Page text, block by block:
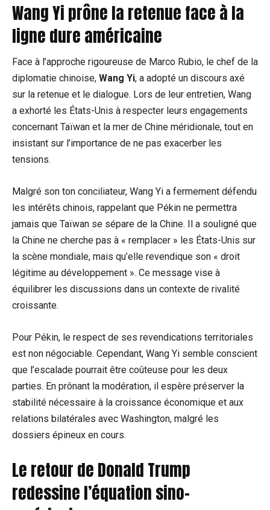
Wang Yi prône la retenue face à la
ligne dure américaine
Face à l’approche rigoureuse de Marco Rubio, le chef de la
diplomatie chinoise, Wang Yi, a adopté un discours axé
sur la retenue et le dialogue. Lors de leur entretien, Wang
a exhorté les États-Unis à respecter leurs engagements
concernant Taïwan et la mer de Chine méridionale, tout en
insistant sur l’importance de ne pas exacerber les
tensions.
Malgré son ton conciliateur, Wang Yi a fermement défendu
les intérêts chinois, rappelant que Pékin ne permettra
jamais que Taïwan se sépare de la Chine. Il a souligné que
la Chine ne cherche pas à « remplacer » les États-Unis sur
la scène mondiale, mais qu’elle revendique son « droit
légitime au développement ». Ce message vise à
équilibrer les discussions dans un contexte de rivalité
croissante.
Pour Pékin, le respect de ses revendications territoriales
est non négociable. Cependant, Wang Yi semble conscient
que l’escalade pourrait être coûteuse pour les deux
parties. En prônant la modération, il espère préserver la
stabilité nécessaire à la croissance économique et aux
relations bilatérales avec Washington, malgré les
dossiers épineux en cours.
Le retour de Donald Trump
redessine l’équation sino-